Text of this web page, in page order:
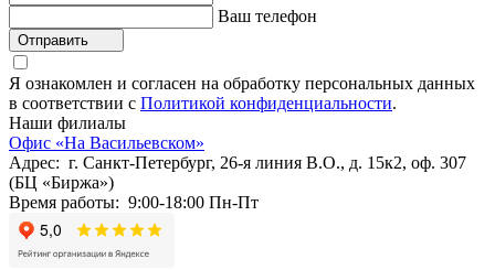
Ваш телефон
Отправить
Я ознакомлен и согласен на обработку персональных данных
в соответствии с Политикой конфиденциальности.
Наши филиалы
Офис «На Васильевском»
Адрес: г. Санкт-Петербург, 26-я линия В.О., д. 15к2, оф. 307
(БЦ «Биржа»)
Время работы: 9:00-18:00 Пн-Пт